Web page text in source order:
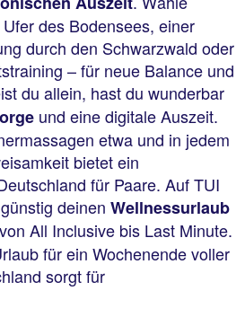
des Bodensees, einer
durch den Schwarzwald oder
– für neue Balance und
du allein, hast du wunderbar
und eine digitale Auszeit.
etwa und in jedem
bietet ein
für Paare. Auf TUI
deinen Wellnessurlaub
All Inclusive bis Last Minute.
für ein Wochenende voller
sorgt für